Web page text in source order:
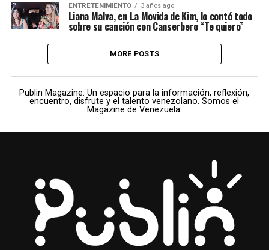
ENTRETENIMIENTO 3 años ago
Liana Malva, en La Movida de Kim, lo contó todo
sobre su canción con Canserbero “Te quiero”
MORE POSTS
Publin Magazine. Un espacio para la información, reflexión,
encuentro, disfrute y el talento venezolano. Somos el
Magazine de Venezuela.